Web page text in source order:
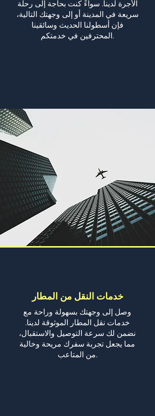
الأجرة لدينا. سواءً كنت بحاجة إلى رحلة
سريعة في المدينة أو إلى وجهتك التالية،
فإن أسطولنا الحديث وسائقينا
المحترفين في خدمتكم.
خدمات النقل من المطار
وصل إلى وجهتك بسهولة وراحة مع
خدمات نقل المطار الموثوقة لدينا.
نضمن لك سرعة التوصيل والاستقبال،
مما يجعل تجربة سفرك مريحة وخالية
من المتاعب.